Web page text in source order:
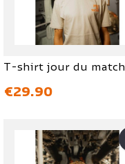
T-shirt jour du match
価格
€29.90